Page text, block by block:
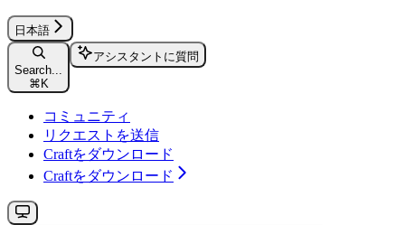
日本語
Search...
⌘K
アシスタントに質問
コミュニティ
リクエストを送信
Craftをダウンロード
Craftをダウンロード